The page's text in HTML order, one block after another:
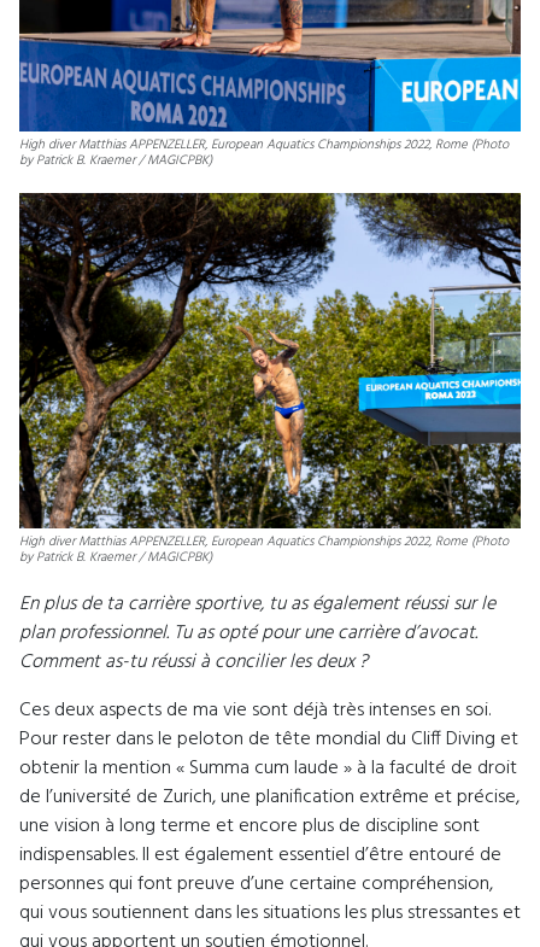
High diver Matthias APPENZELLER, European Aquatics Championships 2022, Rome (Photo
by Patrick B. Kraemer / MAGICPBK)
High diver Matthias APPENZELLER, European Aquatics Championships 2022, Rome (Photo
by Patrick B. Kraemer / MAGICPBK)
En plus de ta carrière sportive, tu as également réussi sur le
plan professionnel. Tu as opté pour une carrière d’avocat.
Comment as-tu réussi à concilier les deux ?
Ces deux aspects de ma vie sont déjà très intenses en soi.
Pour rester dans le peloton de tête mondial du Cliff Diving et
obtenir la mention « Summa cum laude » à la faculté de droit
de l’université de Zurich, une planification extrême et précise,
une vision à long terme et encore plus de discipline sont
indispensables. Il est également essentiel d’être entouré de
personnes qui font preuve d’une certaine compréhension,
qui vous soutiennent dans les situations les plus stressantes et